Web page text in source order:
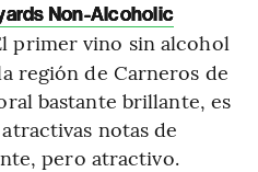
Non-Alcoholic
primer vino sin alcohol
región de Carneros de
bastante brillante, es
notas de
pero atractivo.